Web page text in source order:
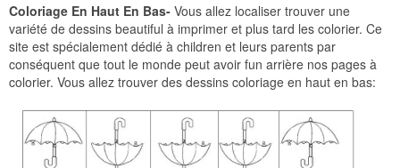
Coloriage En Haut En Bas- Vous allez localiser trouver une
variété de dessins beautiful à imprimer et plus tard les colorier. Ce
site est spécialement dédié à children et leurs parents par
conséquent que tout le monde peut avoir fun arrière nos pages à
colorier. Vous allez trouver des dessins coloriage en haut en bas: